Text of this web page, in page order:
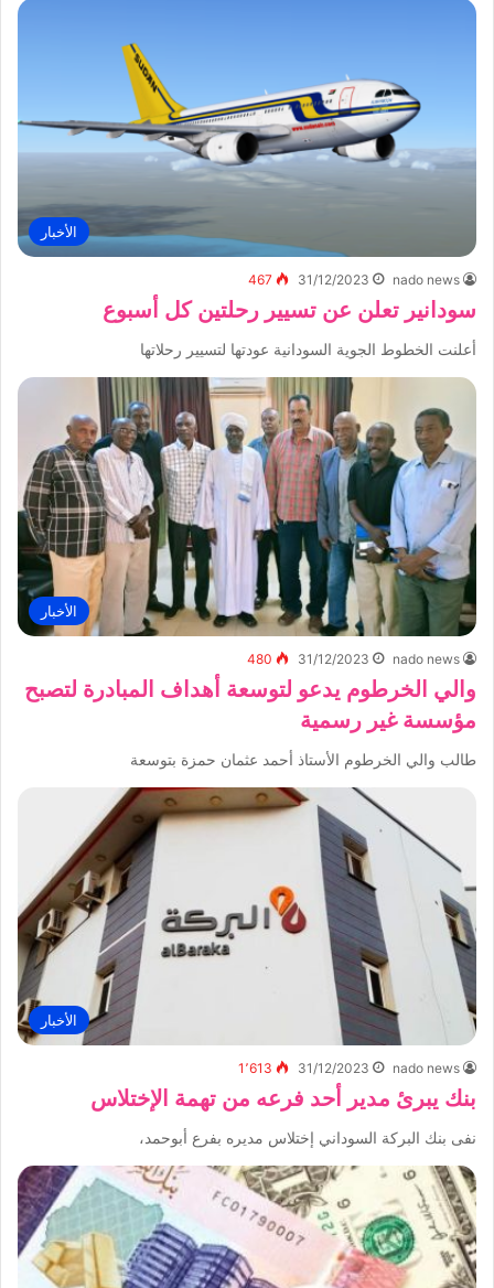
الأخبار
nado news
31/12/2023
467
سودانير تعلن عن تسيير رحلتين كل أسبوع
أعلنت الخطوط الجوية السودانية عودتها لتسيير رحلاتها
الأخبار
nado news
31/12/2023
480
والي الخرطوم يدعو لتوسعة أهداف المبادرة لتصبح
مؤسسة غير رسمية
طالب والي الخرطوم الأستاذ أحمد عثمان حمزة بتوسعة
الأخبار
nado news
31/12/2023 1٬613
بنك يبرئ مدير أحد فرعه من تهمة الإختلاس
نفى بنك البركة السوداني إختلاس مديره بفرع أبوحمد،